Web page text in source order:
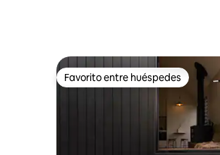
Favorito entre huéspedes
Favorito entre huéspedes